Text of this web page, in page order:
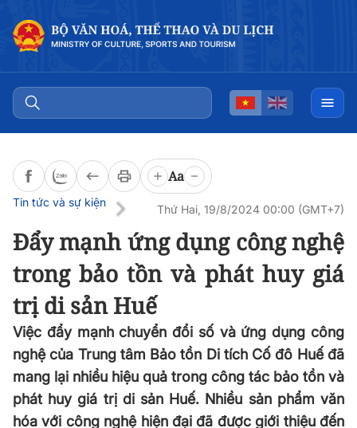
Aa
Tin tức và sự kiện
Thứ Hai, 19/8/2024 00:00 (GMT+7)
Đẩy mạnh ứng dụng công nghệ
trong bảo tồn và phát huy giá
trị di sản Huế
Việc đẩy mạnh chuyển đổi số và ứng dụng công
nghệ của Trung tâm Bảo tồn Di tích Cố đô Huế đã
mang lại nhiều hiệu quả trong công tác bảo tồn và
phát huy giá trị di sản Huế. Nhiều sản phẩm văn
hóa với công nghệ hiện đại đã được giới thiệu đến
Đọc bài